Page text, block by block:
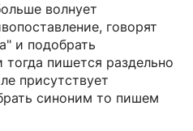
волнует
говорят
и подобрать
пишется раздельно
присутствует
синоним то пишем